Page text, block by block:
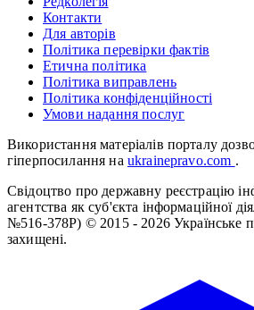
Контакти
Для авторів
Політика перевірки фактів
Етична політика
Політика виправлень
Політика конфіденційності
Умови надання послуг
Використання матеріалів порталу
гіперпосилання на ukrainepravo.com .
Свідоцтво про державну реєстрацію
агентства як суб'єкта інформаційної
№516-378Р) © 2015 - 2026 Українське
захищені.